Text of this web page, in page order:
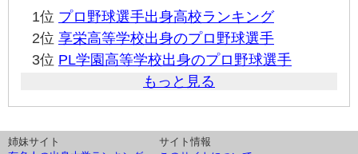
1位 プロ野球選手出身高校ランキング
2位 享栄高等学校出身のプロ野球選手
3位 PL学園高等学校出身のプロ野球選手
もっと見る
姉妹サイト
サイト情報